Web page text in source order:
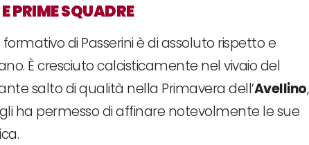
PRIME SQUADRE
di Passerini è di assoluto rispetto e
È cresciuto calcisticamente nel vivaio del
salto di qualità nella Primavera dell’Avellino,
ha permesso di affinare notevolmente le sue